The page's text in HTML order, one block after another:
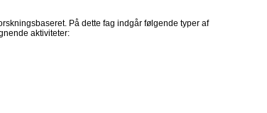
På dette fag indgår følgende typer af
aktiviteter: